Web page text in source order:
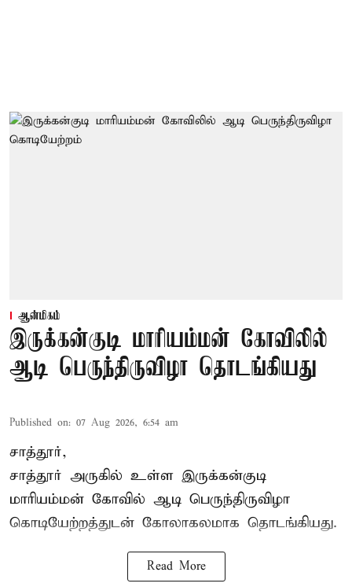
ஆன்மிகம்
இருக்கன்குடி மாரியம்மன் கோவிலில்
ஆடி பெருந்திருவிழா தொடங்கியது
Published on: 07 Aug 2026, 6:54 am
சாத்தூர்,
சாத்தூர் அருகில் உள்ள இருக்கன்குடி
மாரியம்மன் கோவில் ஆடி பெருந்திருவிழா
கொடியேற்றத்துடன் கோலாகலமாக தொடங்கியது.
Read More